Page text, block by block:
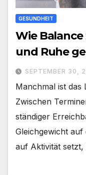
GESUNDHEIT
Wie
und Ruhe
SEPTEMBER 30,
Manchmal ist das
Zwischen
ständiger
Gleichgewicht
auf Aktivität